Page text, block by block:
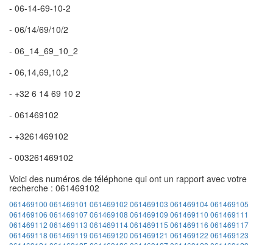
- 06-14-69-10-2
- 06/14/69/10/2
- 06_14_69_10_2
- 06,14,69,10,2
- +32 6 14 69 10 2
- 061469102
- +3261469102
- 003261469102
Voici des numéros de téléphone qui ont un rapport avec votre
recherche : 061469102
061469100 061469101 061469102 061469103 061469104061469105
061469106 061469107061469108 061469109 061469110 061469111
061469112 061469113 061469114061469115 061469116 061469117
061469118 061469119 061469120 061469121 061469122 061469123